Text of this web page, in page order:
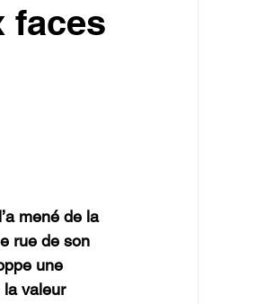
faces
mené de la
rue de son
une
la valeur